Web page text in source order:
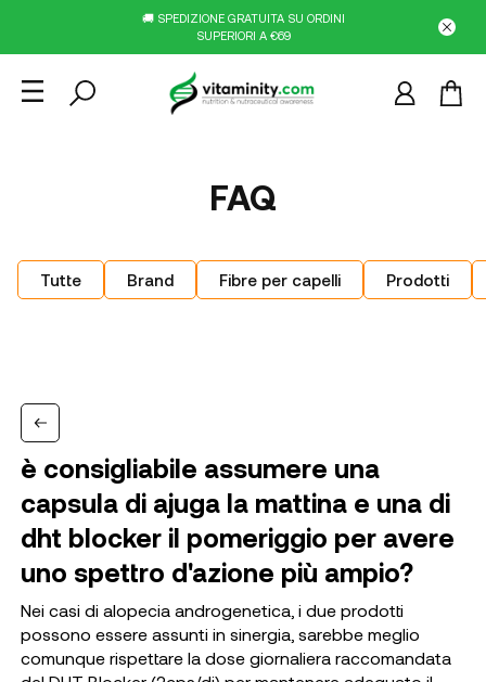
🚚 SPEDIZIONE GRATUITA SU ORDINI
SUPERIORI A €69
FAQ
Tutte Brand Fibre per capelli Prodotti
è consigliabile assumere una
capsula di ajuga la mattina e una di
dht blocker il pomeriggio per avere
uno spettro d'azione più ampio?
Nei casi di alopecia androgenetica, i due prodotti
possono essere assunti in sinergia, sarebbe meglio
comunque rispettare la dose giornaliera raccomandata